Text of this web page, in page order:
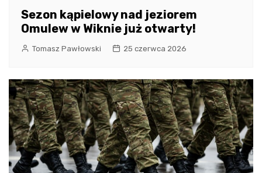
Sezon kąpielowy nad jeziorem
Omulew w Wiknie już otwarty!
Tomasz Pawłowski 25 czerwca 2026